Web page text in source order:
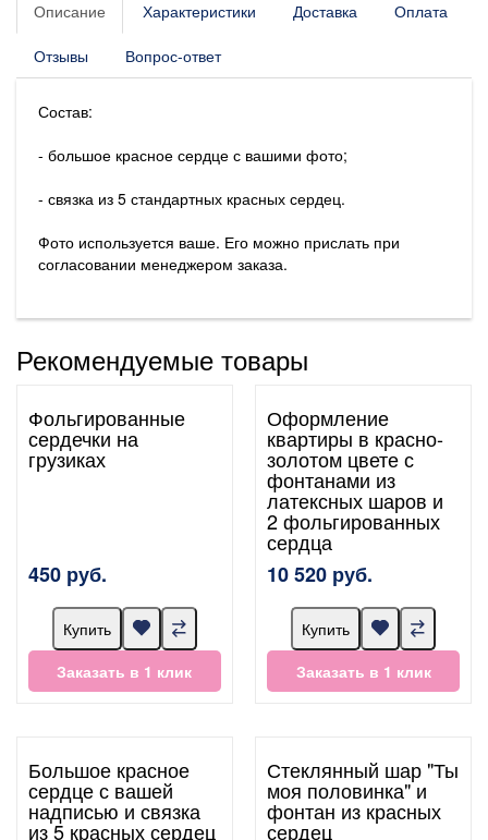
Описание Характеристики Доставка Оплата
Отзывы Вопрос-ответ
Состав:
- большое красное сердце с вашими фото;
- связка из 5 стандартных красных сердец.
Фото используется ваше. Его можно прислать при
согласовании менеджером заказа.
Рекомендуемые товары
Фольгированные
сердечки на
грузиках
450 руб.
Купить
Заказать в 1 клик
Оформление
квартиры в красно-
золотом цвете с
фонтанами из
латексных шаров и
2 фольгированных
сердца
10 520 руб.
Купить
Заказать в 1 клик
Большое красное
сердце с вашей
надписью и связка
из 5 красных сердец
Стеклянный шар "Ты
моя половинка" и
фонтан из красных
сердец